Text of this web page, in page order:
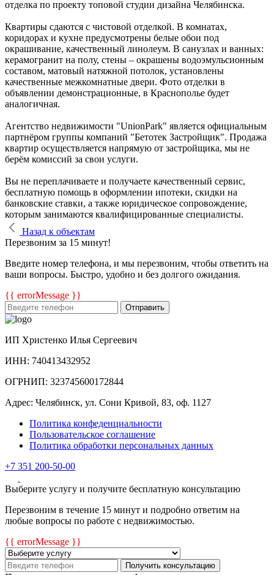
отделка по проекту топовой студии дизайна Челябинска.
Квартиры сдаются с чистовой отделкой. В комнатах,
коридорах и кухне предусмотрены белые обои под
окрашивание, качественный линолеум. В санузлах и ванных:
керамогранит на полу, стены – окрашены водоэмульсионным
составом, матовый натяжной потолок, установлены
качественные межкомнатные двери. Фото отделки в
объявлении демонстрационные, в Краснополье будет
аналогичная.
Агентство недвижимости "UnionPark" является официальным
партнёром группы компаний "Бетотек Застройщик". Продажа
квартир осуществляется напрямую от застройщика, мы не
берём комиссий за свои услуги.
Вы не переплачиваете и получаете качественный сервис,
бесплатную помощь в оформлении ипотеки, скидки на
банковские ставки, а также юридическое сопровождение,
которым занимаются квалифицированные специалисты.
Назад к объектам
Перезвоним за 15 минут!
Введите номер телефона, и мы перезвоним, чтобы ответить на
ваши вопросы. Быстро, удобно и без долгого ожидания.
{{ errorMessage }}
Отправить
ИП Христенко Илья Сергеевич
ИНН: 740413432952
ОГРНИП: 323745600172844
Адрес: Челябинск, ул. Сони Кривой, 83, оф. 1127
Политика конфеденциальности
Пользовательское соглашение
Политика обработки персональных данных
+7 351 200-50-00
Выберите услугу и получите бесплатную консультацию
Перезвоним в течение 15 минут и подробно ответим на
любые вопросы по работе с недвижимостью.
{{ errorMessage }}
Получить консультацию